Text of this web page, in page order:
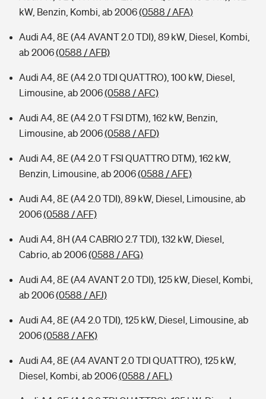
kW, Benzin, Kombi, ab 2006(0588 / AFA)
Audi A4, 8E (A4 AVANT 2.0 TDI), 89 kW, Diesel, Kombi,
ab 2006(0588 / AFB)
Audi A4, 8E (A4 2.0 TDI QUATTRO), 100 kW, Diesel,
Limousine, ab 2006(0588 / AFC)
Audi A4, 8E (A4 2.0 T FSI DTM), 162 kW, Benzin,
Limousine, ab 2006(0588 / AFD)
Audi A4, 8E (A4 2.0 T FSI QUATTRO DTM), 162 kW,
Benzin, Limousine, ab 2006(0588 / AFE)
Audi A4, 8E (A4 2.0 TDI), 89 kW, Diesel, Limousine, ab
2006(0588 / AFF)
Audi A4, 8H (A4 CABRIO 2.7 TDI), 132 kW, Diesel,
Cabrio, ab 2006(0588 / AFG)
Audi A4, 8E (A4 AVANT 2.0 TDI), 125 kW, Diesel, Kombi,
ab 2006(0588 / AFJ)
Audi A4, 8E (A4 2.0 TDI), 125 kW, Diesel, Limousine, ab
2006(0588 / AFK)
Audi A4, 8E (A4 AVANT 2.0 TDI QUATTRO), 125 kW,
Diesel, Kombi, ab 2006(0588 / AFL)